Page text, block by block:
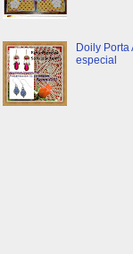
Doily Porta
especial